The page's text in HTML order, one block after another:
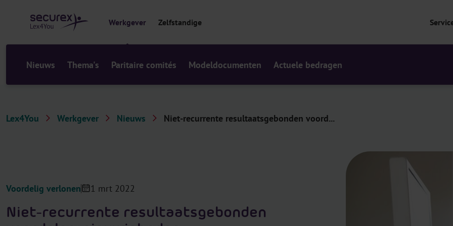
Werkgever Zelfstandige
Nieuws Thema's Paritaire comités Modeldocumenten Actuele bedragen
Lex4You Werkgever Nieuws Niet-recurrente resultaatsgebonden voord...
Voordelig verlonen 1 mrt 2022
Niet-recurrente resultaatsgebonden